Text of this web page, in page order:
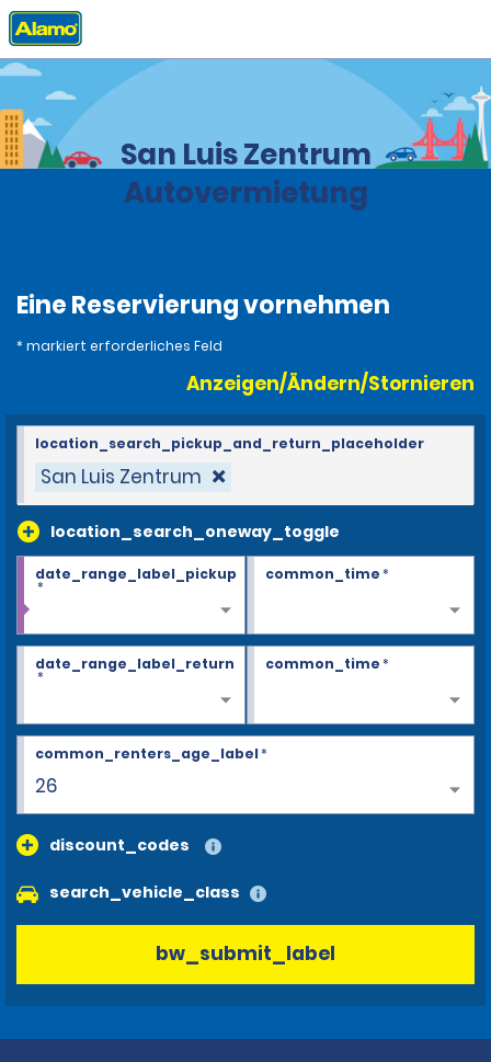
Privat Stationen
San Luis Zentrum
Autovermietung
Eine Reservierung vornehmen
* markiert erforderliches Feld
Anzeigen/Ändern/Stornieren
San Luis Zentrum
location_search_oneway_toggle
location_search_pickup_and_return_placeholder
date_range_label_pickup
*
common_time*
date_range_label_return
*
common_time*
26
common_renters_age_label*
discount_codes
search_vehicle_class
bw_submit_label